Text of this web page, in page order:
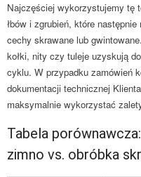
Najczęściej wykorzystujemy tę
łbów i zgrubień, które
cechy skrawane lub
kołki, nity czy tuleje uzyskują
cyklu. W przypadku zamówień
dokumentacji technicznej
maksymalnie wykorzystać
Tabela
zimno vs. obróbka